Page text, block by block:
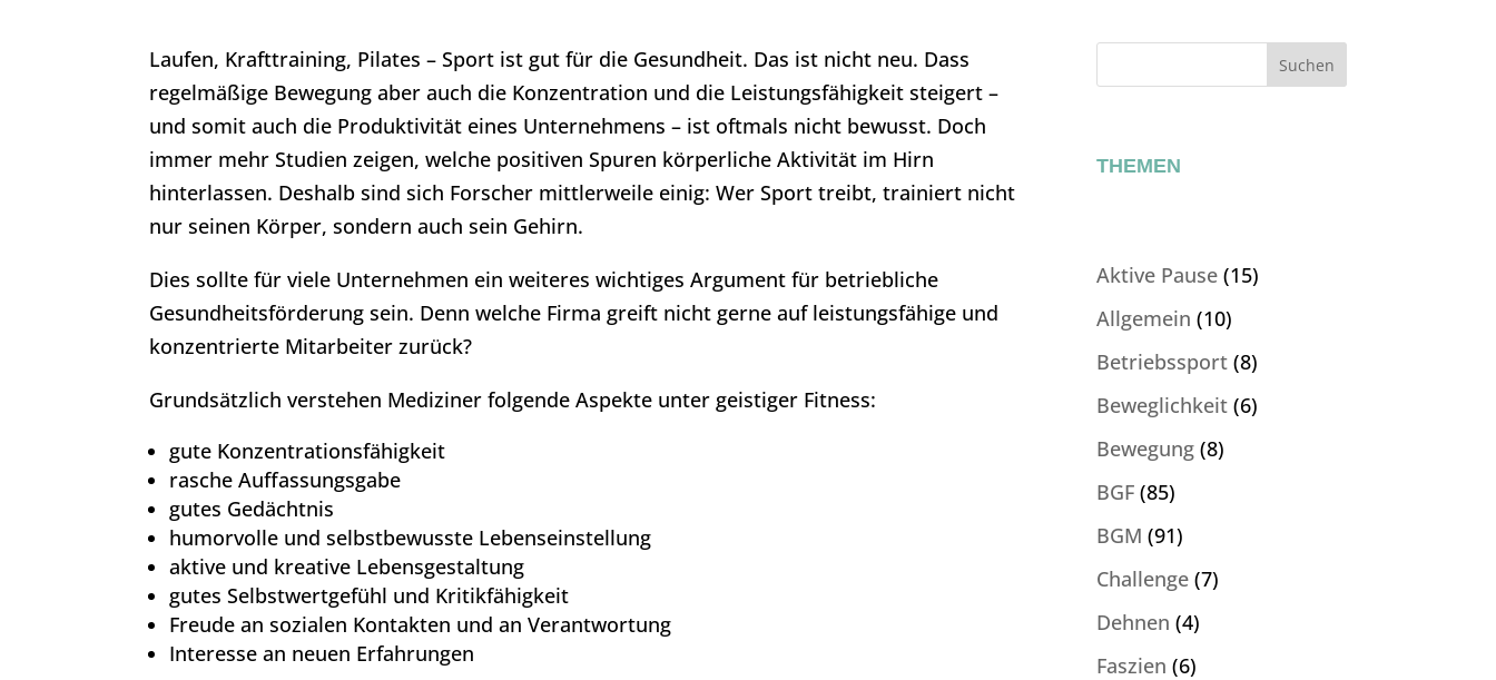
Laufen, Krafttraining, Pilates – Sport ist gut für die Gesundheit. Das ist nicht neu. Dass
regelmäßige Bewegung aber auch die Konzentration und die Leistungsfähigkeit steigert –
und somit auch die Produktivität eines Unternehmens – ist oftmals nicht bewusst. Doch
immer mehr Studien zeigen, welche positiven Spuren körperliche Aktivität im Hirn
hinterlassen. Deshalb sind sich Forscher mittlerweile einig: Wer Sport treibt, trainiert nicht
nur seinen Körper, sondern auch sein Gehirn.
Dies sollte für viele Unternehmen ein weiteres wichtiges Argument für betriebliche
Gesundheitsförderung sein. Denn welche Firma greift nicht gerne auf leistungsfähige und
konzentrierte Mitarbeiter zurück?
Grundsätzlich verstehen Mediziner folgende Aspekte unter geistiger Fitness:
gute Konzentrationsfähigkeit
rasche Auffassungsgabe
gutes Gedächtnis
humorvolle und selbstbewusste Lebenseinstellung
aktive und kreative Lebensgestaltung
gutes Selbstwertgefühl und Kritikfähigkeit
Freude an sozialen Kontakten und an Verantwortung
Interesse an neuen Erfahrungen
Suchen
THEMEN
Aktive Pause (15)
Allgemein (10)
Betriebssport (8)
Beweglichkeit (6)
Bewegung (8)
BGF (85)
BGM (91)
Challenge (7)
Dehnen (4)
Faszien (6)